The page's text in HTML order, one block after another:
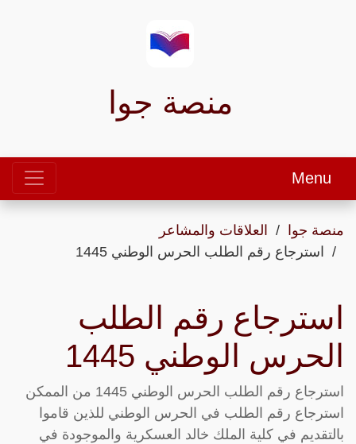
منصة جوا
Menu
منصة جوا
العلاقات والمشاعر
استرجاع رقم الطلب الحرس الوطني 1445
استرجاع رقم الطلب
الحرس الوطني 1445
استرجاع رقم الطلب الحرس الوطني 1445 من الممكن
استرجاع رقم الطلب في الحرس الوطني للذين قاموا
بالتقديم في كلية الملك خالد العسكرية والموجودة في